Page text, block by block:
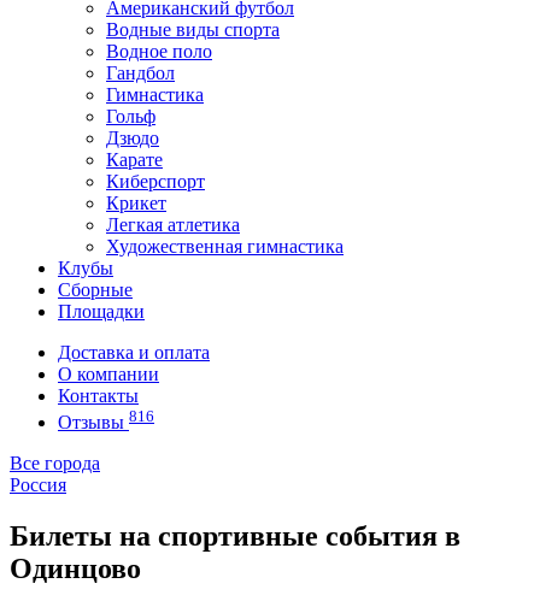
Американский футбол
Водные виды спорта
Водное поло
Гандбол
Гимнастика
Гольф
Дзюдо
Карате
Киберспорт
Крикет
Легкая атлетика
Художественная гимнастика
Клубы
Сборные
Площадки
Доставка и оплата
О компании
Контакты
Отзывы 816
Все города
Россия
Билеты на спортивные события в
Одинцово